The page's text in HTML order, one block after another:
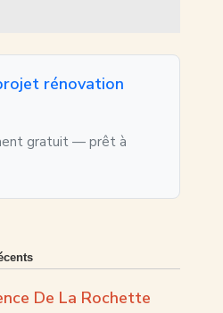
rénovation
gratuit — prêt à
De La Rochette